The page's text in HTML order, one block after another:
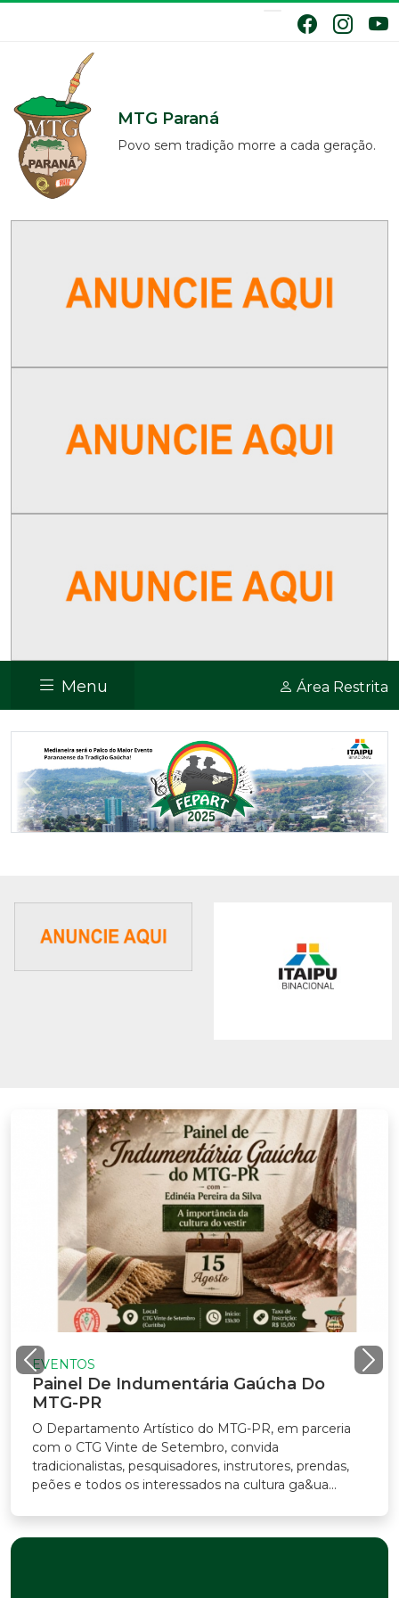
MTG Paraná
Povo sem tradição morre a cada geração.
Menu Área Restrita
Previous
De Indumentária Gaúcha Do
PR
Artístico do MTG-PR, em parceria
o CTG Vinte de Setembro, convida
pesquisadores, instrutores, prendas,
e todos os interessados na cultura ga&ua...